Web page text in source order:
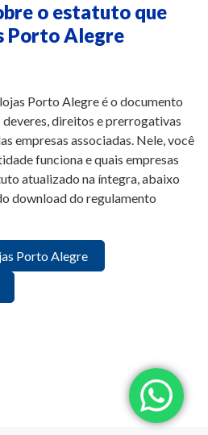
o estatuto que
Porto Alegre
Porto Alegre é o documento
direitos e prerrogativas
empresas associadas. Nele, você
funciona e quais empresas
atualizado na íntegra, abaixo
download do regulamento
Porto Alegre